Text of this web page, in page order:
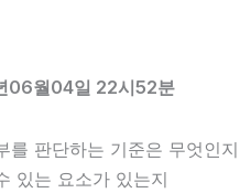
06월04일 22시52분
를 판단하는 기준은 무엇인지
있는 요소가 있는지